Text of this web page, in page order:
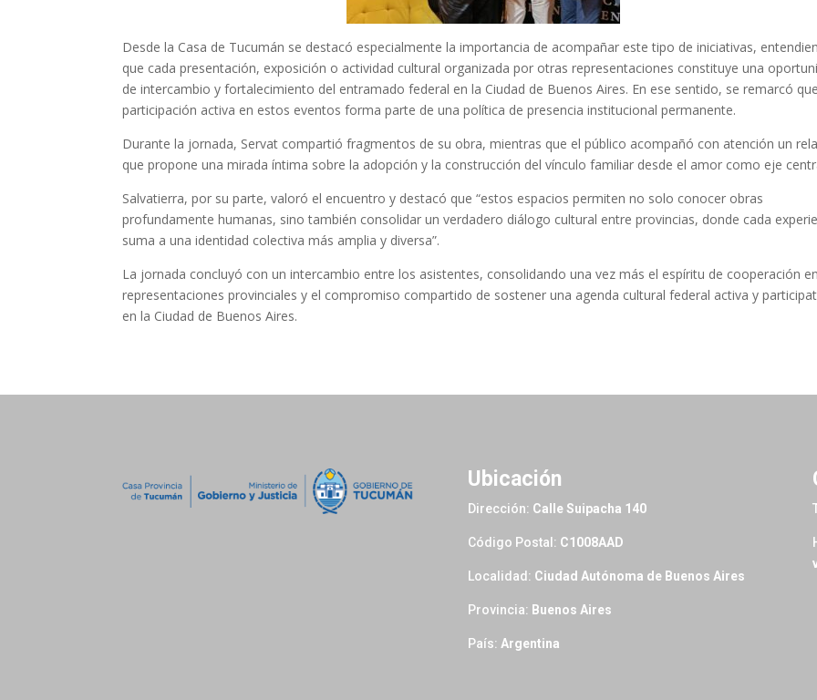
Desde la Casa de Tucumán se destacó especialmente la importancia de acompañar este tipo de iniciativas,
que cada presentación, exposición o actividad cultural organizada por otras representaciones constituye una
de intercambio y fortalecimiento del entramado federal en la Ciudad de Buenos Aires. En ese sentido, se remarcó
participación activa en estos eventos forma parte de una política de presencia institucional permanente.
Durante la jornada, Servat compartió fragmentos de su obra, mientras que el público acompañó con atención un
que propone una mirada íntima sobre la adopción y la construcción del vínculo familiar desde el amor como eje
Salvatierra, por su parte, valoró el encuentro y destacó que “estos espacios permiten no solo conocer obras
profundamente humanas, sino también consolidar un verdadero diálogo cultural entre provincias, donde cada
suma a una identidad colectiva más amplia y diversa”.
La jornada concluyó con un intercambio entre los asistentes, consolidando una vez más el espíritu de cooperación
representaciones provinciales y el compromiso compartido de sostener una agenda cultural federal activa y
en la Ciudad de Buenos Aires.
Ubicación
Dirección: Calle Suipacha 140
Código Postal: C1008AAD
Localidad: Ciudad Autónoma de Buenos Aires
Provincia: Buenos Aires
País: Argentina